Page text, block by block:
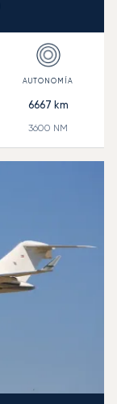
6667 km
3600 NM